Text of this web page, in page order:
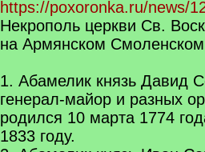
https://poxoronka.ru/news/
Некрополь церкви Св.
на Армянском
1. Абамелик князь Давид
генерал-майор и разных
родился 10 марта 1774
1833 году.